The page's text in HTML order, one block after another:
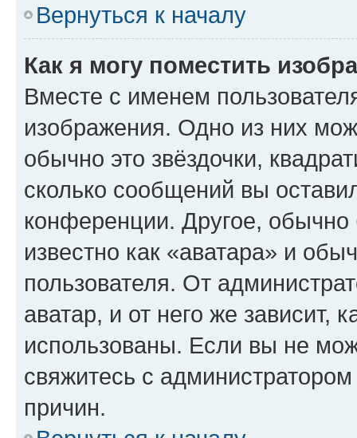
Вернуться к началу
Как я могу поместить
Вместе с именем
изображения. Одно из них
обычно это звёздочки,
сколько сообщений вы
конференции. Другое,
известно как «аватара» и
пользователя. От
аватар, и от него же зависит,
использованы. Если вы не
свяжитесь с
причин.